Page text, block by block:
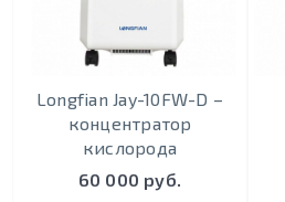
Longfian Jay-10FW-D –
концентратор
кислорода
60 000 руб.